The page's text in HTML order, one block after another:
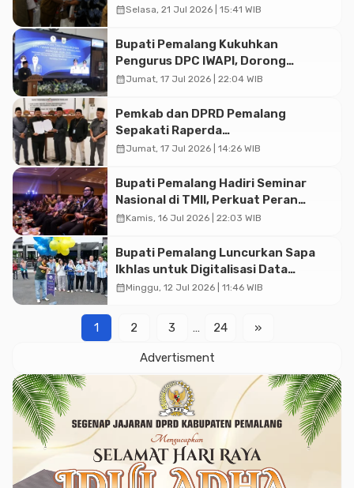
Memajukan Koperasi
calendar_monthSelasa, 21 Jul 2026 | 15:41 WIB
Bupati Pemalang Kukuhkan
Pengurus DPC IWAPI, Dorong
Perempuan Pengusaha Perkuat
calendar_monthJumat, 17 Jul 2026 | 22:04 WIB
Pemkab dan DPRD Pemalang
Sepakati Raperda
Pertanggungjawaban APBD 2025
calendar_monthJumat, 17 Jul 2026 | 14:26 WIB
Bupati Pemalang Hadiri Seminar
Nasional di TMII, Perkuat Peran
Koperasi Desa Merah Putih
calendar_monthKamis, 16 Jul 2026 | 22:03 WIB
Bupati Pemalang Luncurkan Sapa
Ikhlas untuk Digitalisasi Data
Pertanian
calendar_monthMinggu, 12 Jul 2026 | 11:46 WIB
1 2 3 … 24 »
Advertisment